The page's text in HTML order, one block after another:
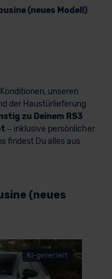
(neues Modell)
unseren
der Haustürlieferung
zu Deinem RS3
– inklusive persönlicher
findest Du alles aus
(neues
KI-generiert